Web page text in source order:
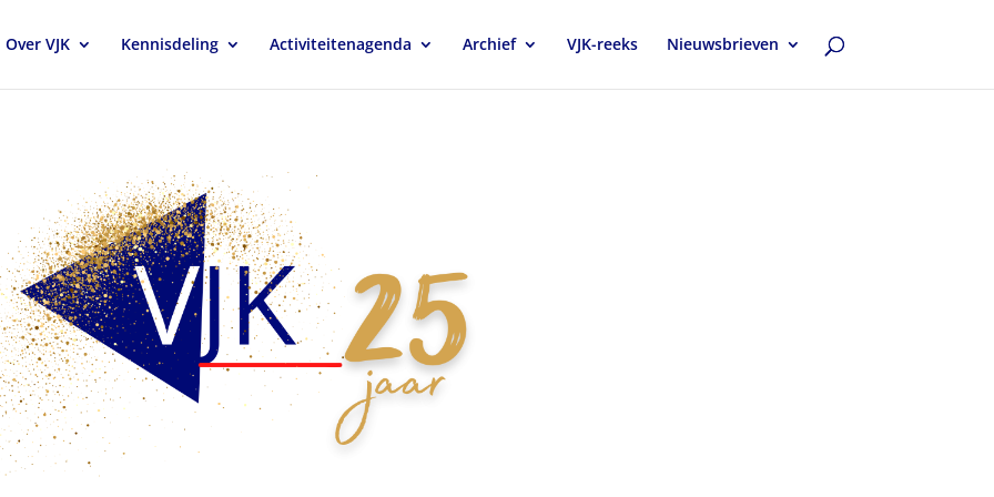
Over VJK Kennisdeling Activiteitenagenda Archief VJK-reeks Nieuwsbrieven